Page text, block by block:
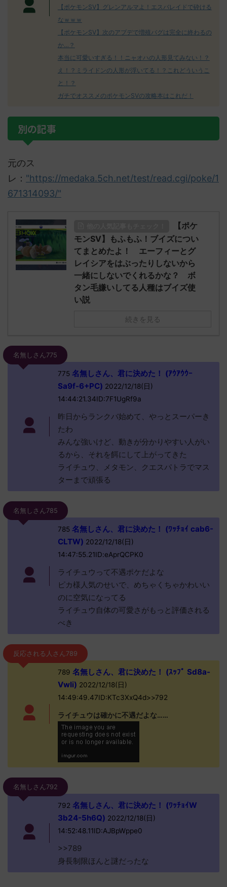
【ポケモンSV】グレンアルマよ！エスバレイドで砕ける
なｗｗｗ
【ポケモンSV】次のアプデで増殖バグは完全に終わるの
か…？
本当に可愛いすぎる！！ニャオハの人形見てみない！？
え！？ミライドンの人形が浮いてる！？これどういうこ
と！？
ガチでオススメのポケモンSVの攻略本はこれだ！
別の記事
元のス
レ： "https://medaka.5ch.net/test/read.cgi/poke/1
671314093/"
【ポケ
モンSV】もふもふ！ブイズについ
てまとめたよ！ エーフィーとグ
レイシアをはぶったりしないから
一緒にしないでくれるかな？ ボ
タン毛嫌いしてる人種はブイズ使
い説
続きを見る
名無しさん775
775名無しさん、君に決めた！ (ｱｳｱｳｳｰ
Sa9f-6+PC) 2022/12/18(日)
14:44:21.34ID:7F1UgRf9a
昨日からランクバ始めて、やっとスーパーき
たわ
みんな強いけど、動きが分かりやすい人がい
るから、それを餌にして上がってきた
ライチュウ、メタモン、クエスパトラでマス
ターまで頑張る
名無しさん785
785名無しさん、君に決めた！ (ﾜｯﾁｮｲ cab6-
CLTW) 2022/12/18(日)
14:47:55.21ID:eAprQCPK0
ライチュウって不遇ポケだよな
ピカ様人気のせいで、めちゃくちゃかわいい
のに空気になってる
ライチュウ自体の可愛さがもっと評価される
べき
反応される人さん789
789 名無しさん、君に決めた！ (ｽｯﾌﾟ Sd8a-
VwIi) 2022/12/18(日)
14:49:49.47ID:KTc3XxQ4d>>792
ライチュウは確かに不遇だよな……
名無しさん792
792 名無しさん、君に決めた！ (ﾜｯﾁｮｲW
3b24-5h6Q) 2022/12/18(日)
14:52:48.11ID:AJBpWppe0
>>789
身長制限ほんと謎だったな